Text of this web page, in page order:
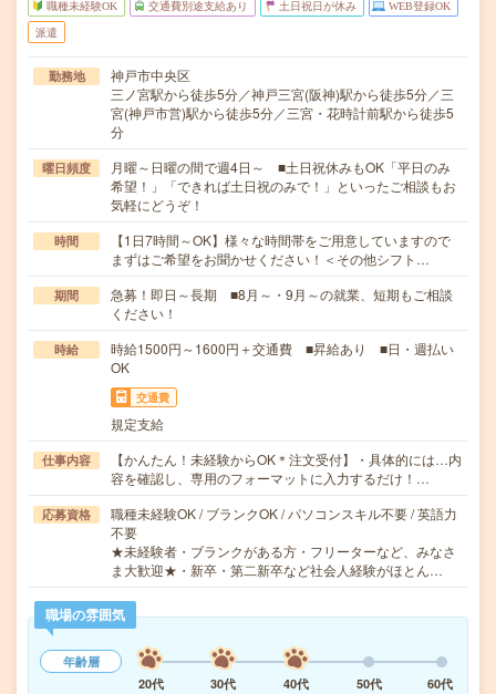
職種未経験OK 交通費別途支給あり 土日祝日が休み WEB登録OK
派遣
勤務地
神戸市中央区
三ノ宮駅から徒歩5分／神戸三宮(阪神)駅から徒歩5分／三
宮(神戸市営)駅から徒歩5分／三宮・花時計前駅から徒歩5
分
曜日頻度
月曜～日曜の間で週4日～ ■土日祝休みもOK「平日のみ
希望！」「できれば土日祝のみで！」といったご相談もお
気軽にどうぞ！
時間
【1日7時間～OK】様々な時間帯をご用意していますので
まずはご希望をお聞かせください！＜その他シフト…
期間
急募！即日～長期 ■8月～・9月～の就業、短期もご相談
ください！
時給
時給1500円～1600円＋交通費 ■昇給あり ■日・週払い
OK
交通費
規定支給
仕事内容
【かんたん！未経験からOK＊注文受付】・具体的には…内
容を確認し、専用のフォーマットに入力するだけ！…
応募資格
職種未経験OK / ブランクOK / パソコンスキル不要 / 英語力
不要
★未経験者・ブランクがある方・フリーターなど、みなさ
ま大歓迎★・新卒・第二新卒など社会人経験がほとん…
職場の雰囲気
年齢層
20代
30代 40代 50代
60代